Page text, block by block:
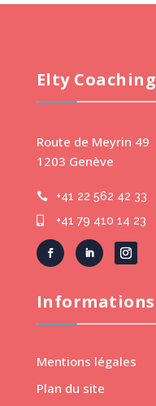
Elty Coaching
Route de Meyrin 49
1203 Genève
 +41 22 562 42 33
 +41 79 410 14 23
Informations
Mentions légales
Plan du site